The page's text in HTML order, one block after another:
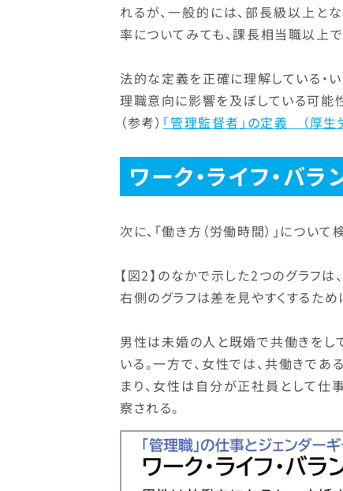
れるが、一般的には、部長級以上とな
率についてみても、課長相当職以上
法的な定義を正確に理解している・
理職意向に影響を及ぼしている可能
（参考） 「管理監督者」の定義 （厚生
ワーク・ライフ・バ
次に、「働き方（労働時間）」につい
【図2】のなかで示した2つのグラフ
右側のグラフは差を見やすくするた
男性は未婚の人と既婚で共働きをし
いる。一方で、女性では、共働きで
まり、女性は自分が正社員として仕
察される。